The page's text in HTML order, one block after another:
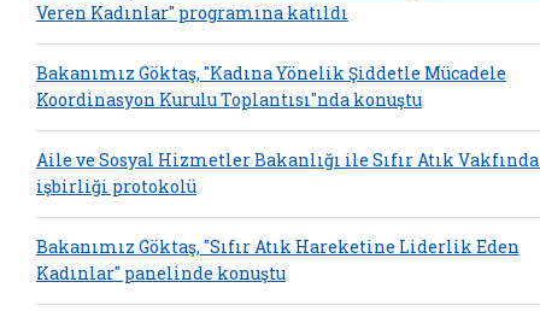
Veren Kadınlar" programına katıldı
Bakanımız Göktaş, "Kadına Yönelik Şiddetle Mücadele
Koordinasyon Kurulu Toplantısı"nda konuştu
Aile ve Sosyal Hizmetler Bakanlığı ile Sıfır Atık
işbirliği protokolü
Bakanımız Göktaş, "Sıfır Atık Hareketine Liderlik Eden
Kadınlar" panelinde konuştu